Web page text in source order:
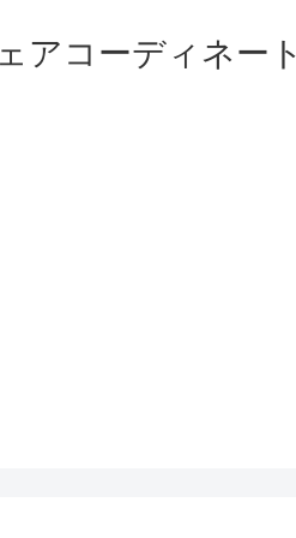
アコーディネー